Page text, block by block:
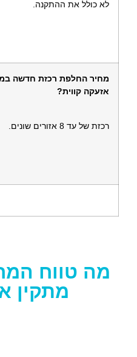
לא כולל את ההתקנה.
מחיר החלפת רכזת חדשה
אזעקה קווית?
רכזת של עד 8 אזורים שונים.
מה טווח
מתקין